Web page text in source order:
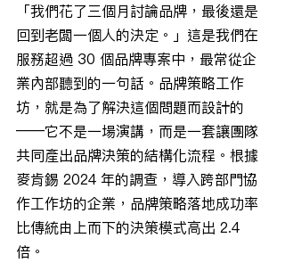
「我們花了三個月討論品牌，最後還是
回到老闆一個人的決定。」這是我們在
服務超過 30 個品牌專案中，最常從企
業內部聽到的一句話。品牌策略工作
坊，就是為了解決這個問題而設計的
——它不是一場演講，而是一套讓團隊
共同產出品牌決策的結構化流程。根據
麥肯錫 2024 年的調查，導入跨部門協
作工作坊的企業，品牌策略落地成功率
比傳統由上而下的決策模式高出 2.4
倍。